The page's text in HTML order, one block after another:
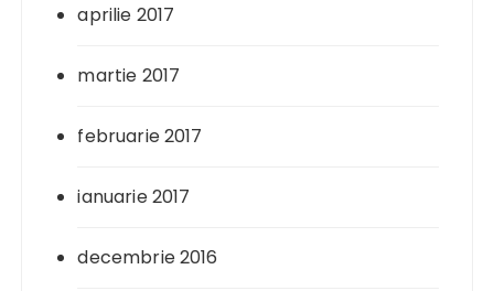
aprilie 2017
martie 2017
februarie 2017
ianuarie 2017
decembrie 2016